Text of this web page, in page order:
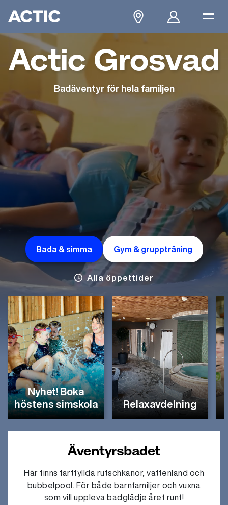
Actic Grosvad
Badäventyr för hela familjen
Bada & simma Gym & gruppträning
Alla öppettider
Nyhet! Boka
höstens simskola
Relaxavdelning
Äventyrsbadet
Här finns fartfyllda rutschkanor, vattenland och
bubbelpool. För både barnfamiljer och vuxna
som vill uppleva badglädje året runt!